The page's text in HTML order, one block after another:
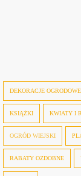
DEKORACJE OGRODOWE
KSIĄŻKI KWIATY I
OGRÓD WIEJSKI
RABATY OZDOBNE